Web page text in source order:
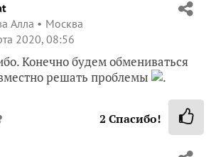
Алла
Москва
2020, 08:56
Конечно будем обмениваться
решать проблемы
.
2 Спасибо!